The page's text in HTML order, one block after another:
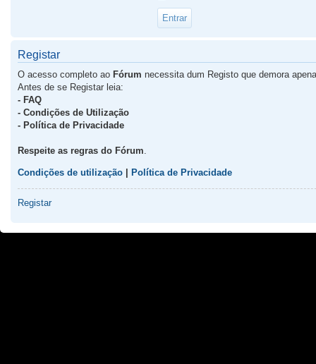
Registar
O acesso completo ao Fórum necessita dum Registo que demora
Antes de se Registar leia:
- FAQ
- Condições de Utilização
- Política de Privacidade
Respeite as regras do Fórum
Condições de utilização Política de Privacidade
Registar